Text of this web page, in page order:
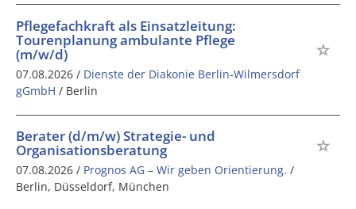
Pflegefachkraft als Einsatzleitung:
Tourenplanung ambulante Pflege
(m/w/d)
07.08.2026 / Dienste der Diakonie Berlin-Wilmersdorf
gGmbH / Berlin
Berater (d/m/w) Strategie- und
Organisationsberatung
07.08.2026 / Prognos AG – Wir geben Orientierung. /
Berlin, Düsseldorf, München